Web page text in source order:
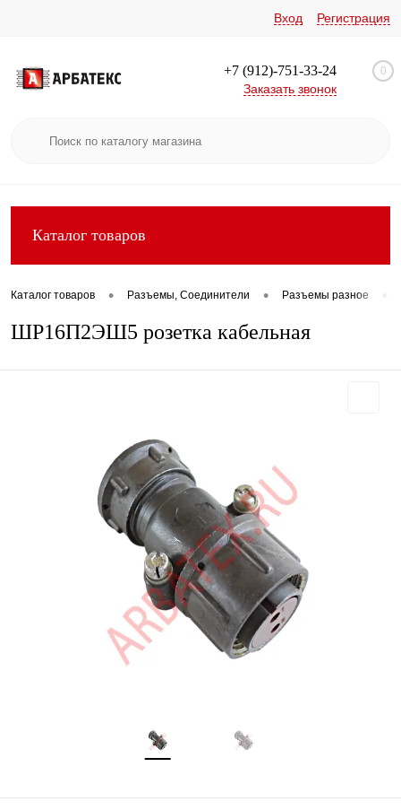
Вход Регистрация
+7 (912)-751-33-24
Заказать звонок
0
Каталог товаров
Каталог товаров • Разъемы, Соединители • Разъемы разное
ШР16П2ЭШ5 розетка кабельная